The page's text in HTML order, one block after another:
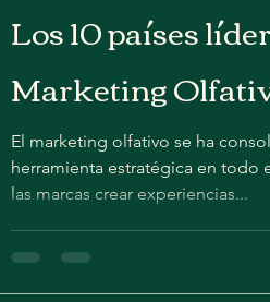
Los 10 países
Marketing
El marketing olfativo se ha
herramienta estratégica en todo
las marcas crear experiencias...